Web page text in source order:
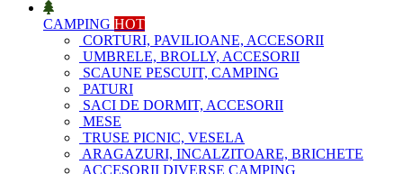
CAMPING HOT
CORTURI, PAVILIOANE, ACCESORII
UMBRELE, BROLLY, ACCESORII
SCAUNE PESCUIT, CAMPING
PATURI
SACI DE DORMIT, ACCESORII
MESE
TRUSE PICNIC, VESELA
ARAGAZURI, INCALZITOARE, BRICHETE
ACCESORII DIVERSE CAMPING